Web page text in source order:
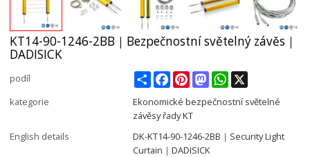
KT14-90-1246-2BB｜Bezpečnostní světelný závěs｜
DADISICK
podíl ShareFacebookPinterestMastodonWhatsApp
kategorie
Ekonomické bezpečnostní světelné
závěsy řady KT
English details
DK-KT14-90-1246-2BB｜Security Light
Curtain｜DADISICK